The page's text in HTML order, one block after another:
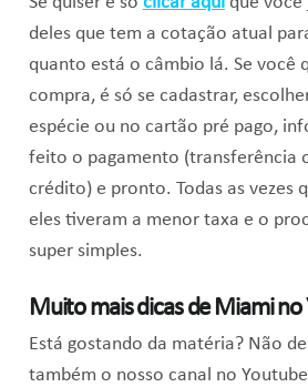
deles que tem a cotação atual
quanto está o câmbio lá. Se você
compra, é só se cadastrar,
espécie ou no cartão pré pago,
feito o pagamento (transferência
crédito) e pronto. Todas as vezes
eles tiveram a menor taxa e o
super simples.
Muito mais dicas de Miami no
Está gostando da matéria? Não
também o nosso canal no